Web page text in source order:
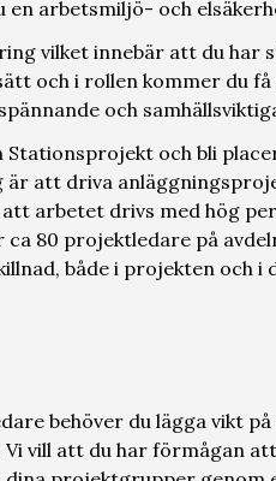
arbetsmiljö- och
vilket innebär att du har
och i rollen kommer du
och
och bli
är att driva
arbetet drivs med hög
80 projektledare på
både i projekten och i
behöver du lägga vikt
vill att du har förmågan